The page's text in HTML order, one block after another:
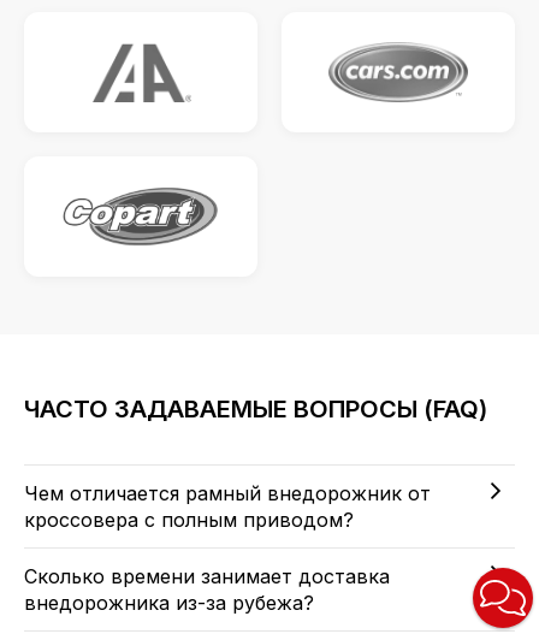
ЧАСТО ЗАДАВАЕМЫЕ ВОПРОСЫ (FAQ)
Чем отличается рамный внедорожник от
кроссовера с полным приводом?
Сколько времени занимает доставка
внедорожника из-за рубежа?